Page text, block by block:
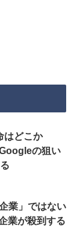
はどこか
の狙い
業」ではない
業が殺到する